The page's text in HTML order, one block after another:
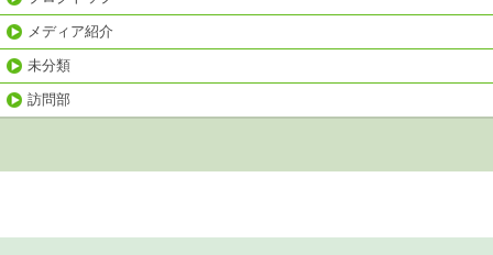
メディア紹介
未分類
訪問部